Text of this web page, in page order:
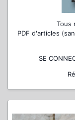
Tous
PDF d'articles
SE